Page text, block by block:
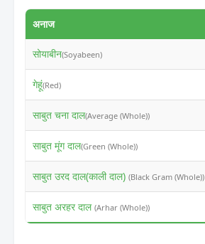
अनाज
सोयाबीन(Soyabeen)
गेहूं(Red)
साबुत चना दाल(Average (Whole))
साबुत मूंग दाल(Green (Whole))
साबुत उरद दाल(काली दाल) (Black Gram (Whole))
साबुत अरहर दाल (Arhar (Whole))